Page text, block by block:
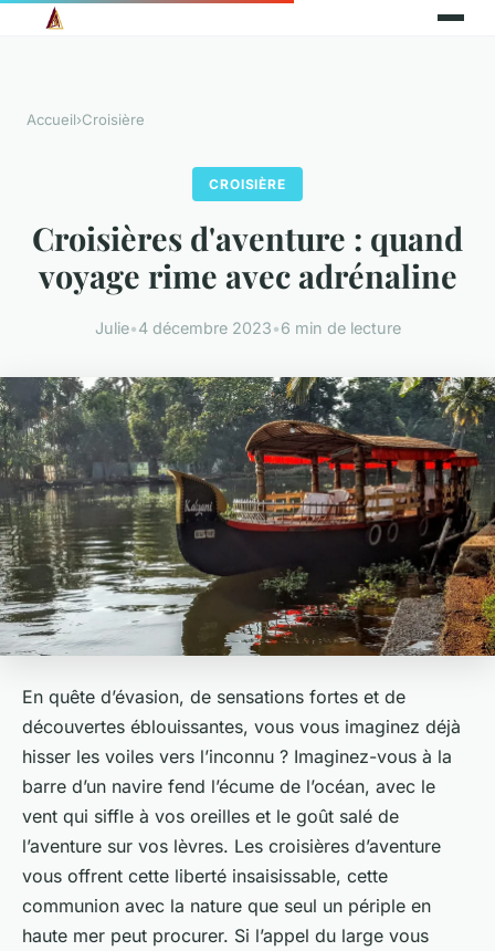
Accueil›Croisière
CROISIÈRE
Croisières d'aventure : quand
voyage rime avec adrénaline
Julie•4 décembre 2023•6 min de lecture
En quête d’évasion, de sensations fortes et de
découvertes éblouissantes, vous vous imaginez déjà
hisser les voiles vers l’inconnu ? Imaginez-vous à la
barre d’un navire fend l’écume de l’océan, avec le
vent qui siffle à vos oreilles et le goût salé de
l’aventure sur vos lèvres. Les croisières d’aventure
vous offrent cette liberté insaisissable, cette
communion avec la nature que seul un périple en
haute mer peut procurer. Si l’appel du large vous